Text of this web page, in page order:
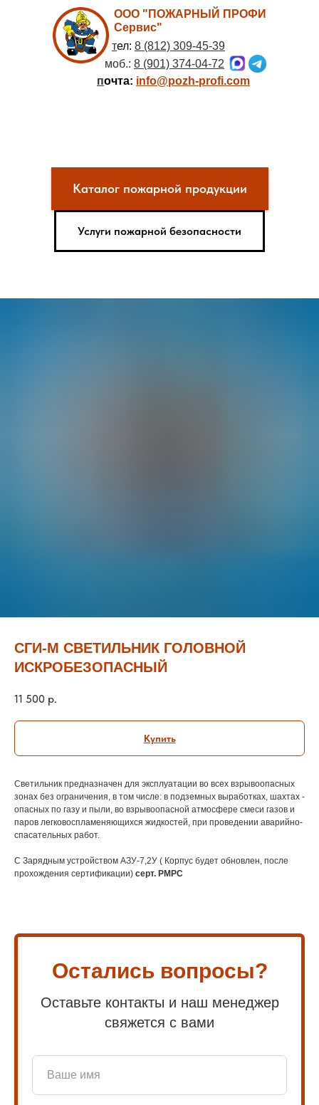
ООО "ПОЖАРНЫЙ ПРОФИ
Сервис"
почта: info@pozh-profi.com
тел: 8 (812) 309-45-39
моб.: 8 (901) 374-04-72
Каталог пожарной продукции
Услуги пожарной безопасности
СГИ-М СВЕТИЛЬНИК ГОЛОВНОЙ
ИСКРОБЕЗОПАСНЫЙ
11 500 р.
Купить
Светильник предназначен для эксплуатации во всех взрывоопасных
зонах без ограничения, в том числе: в подземных выработках, шахтах -
опасных по газу и пыли, во взрывоопасной атмосфере смеси газов и
паров легковоспламеняющихся жидкостей, при проведении аварийно-
спасательных работ.
С Зарядным устройством АЗУ-7,2У ( Корпус будет обновлен, после
прохождения сертификации) серт. РМРС
Остались вопросы?
Оставьте контакты и наш менеджер
свяжется с вами